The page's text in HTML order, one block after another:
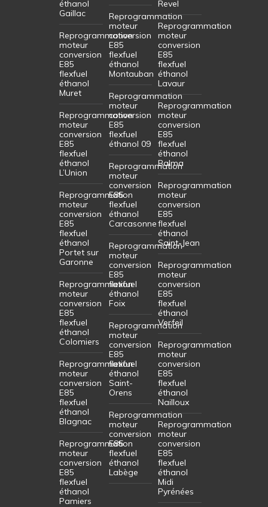
éthanol
Gaillac
Reprogrammation
moteur
conversion
E85
flexfuel
éthanol
Muret
Reprogrammation
moteur
conversion
E85
flexfuel
éthanol
L’Union
Reprogrammation
moteur
conversion
E85
flexfuel
éthanol
Portet sur
Garonne
Reprogrammation
moteur
conversion
E85
flexfuel
éthanol
Colomiers
Reprogrammation
moteur
conversion
E85
flexfuel
éthanol
Blagnac
Reprogrammation
moteur
conversion
E85
flexfuel
éthanol
Pamiers
Reprogrammation
moteur
conversion
E85
flexfuel
éthanol
Montauban
Reprogrammation
moteur
conversion
E85
flexfuel
éthanol 09
Reprogrammation
moteur
conversion
E85
flexfuel
éthanol
Carcasonne
Reprogrammation
moteur
conversion
E85
flexfuel
éthanol
Foix
Reprogrammation
moteur
conversion
E85
flexfuel
éthanol
Saint-
Orens
Reprogrammation
moteur
conversion
E85
flexfuel
éthanol
Labège
Revel
Reprogrammation
moteur
conversion
E85
flexfuel
éthanol
Lavaur
Reprogrammation
moteur
conversion
E85
flexfuel
éthanol
Balma
Reprogrammation
moteur
conversion
E85
flexfuel
éthanol
Saint-Jean
Reprogrammation
moteur
conversion
E85
flexfuel
éthanol
Verfeil
Reprogrammation
moteur
conversion
E85
flexfuel
éthanol
Nailloux
Reprogrammation
moteur
conversion
E85
flexfuel
éthanol
Midi
Pyrénées